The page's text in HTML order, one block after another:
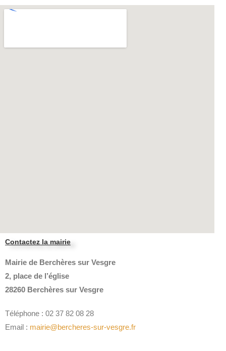
Contactez la mairie
Mairie de Berchères sur Vesgre
2, place de l’église
28260 Berchères sur Vesgre
Téléphone : 02 37 82 08 28
Email : mairie@bercheres-sur-vesgre.fr